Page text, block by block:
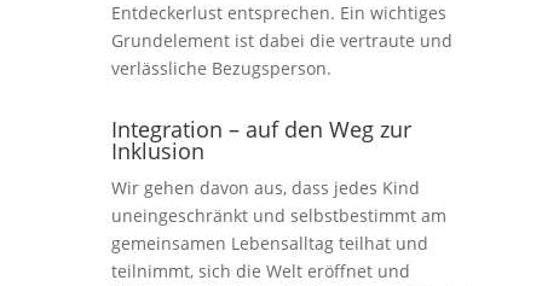
Entdeckerlust entsprechen. Ein wichtiges
Grundelement ist dabei die vertraute und
verlässliche Bezugsperson.
Integration – auf den Weg zur
Inklusion
Wir gehen davon aus, dass jedes Kind
uneingeschränkt und selbstbestimmt am
gemeinsamen Lebensalltag teilhat und
teilnimmt, sich die Welt eröffnet und